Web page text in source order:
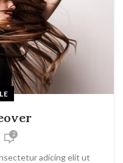
2
adicing elit ut